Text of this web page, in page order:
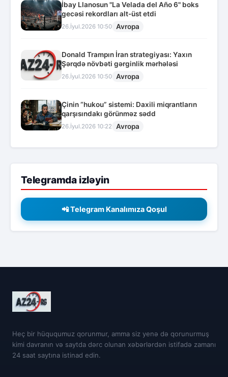
İbay Llanosun "La Velada del Año 6" boks
gecəsi rekordları alt-üst etdi
26.İyul.2026 10:50 Avropa
Donald Trampın İran strategiyası: Yaxın
Şərqdə növbəti gərginlik mərhələsi
26.İyul.2026 10:50 Avropa
Çinin “hukou” sistemi: Daxili miqrantların
qarşısındakı görünməz sədd
26.İyul.2026 10:22 Avropa
Telegramda izləyin
📲 Telegram Kanalımıza Qoşul
Heç bir hüququmuz qorunmur, amma siz yenə də qorunurmuş
kimi davranın və saytda dərc olunan xəbərlərdən istifadə zamanı
24 saat saytına istinad edin.